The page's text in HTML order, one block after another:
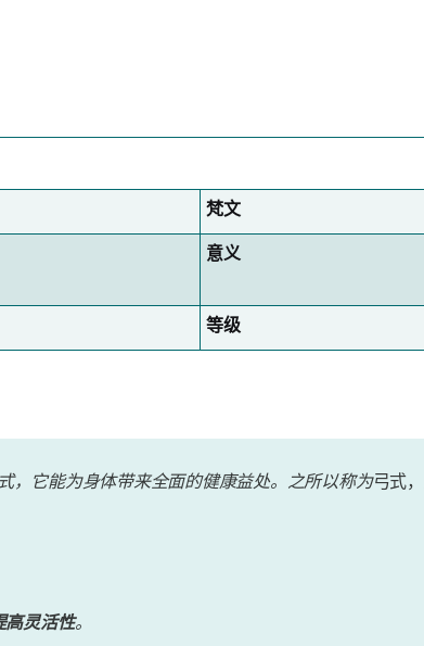
梵文
意义
等级
，它能为身体带来全面的健康益处。之所以称为弓式，
高灵活性。